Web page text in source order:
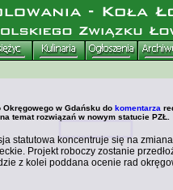
Okręgowego w Gdańsku do komentarza
na temat rozwiązań w nowym statucie PZŁ.
statutowa koncentruje się na
Projekt roboczy zostanie
z kolei poddana ocenie rad